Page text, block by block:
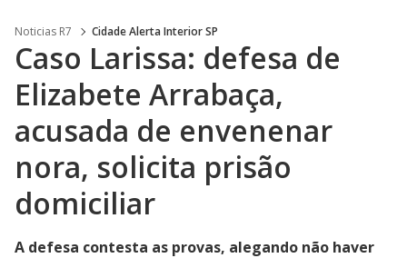
Noticias R7 Cidade Alerta Interior SP
Caso Larissa: defesa de
Elizabete Arrabaça,
acusada de envenenar
nora, solicita prisão
domiciliar
A defesa contesta as provas, alegando não haver